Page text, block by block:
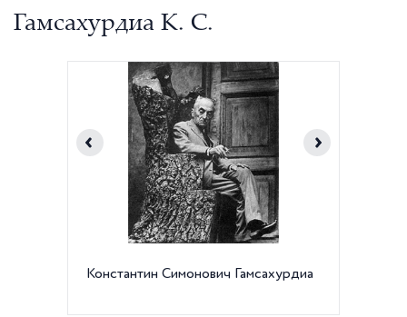
Гамсахурдиа К. С.
Константин Симонович Гамсахурдиа